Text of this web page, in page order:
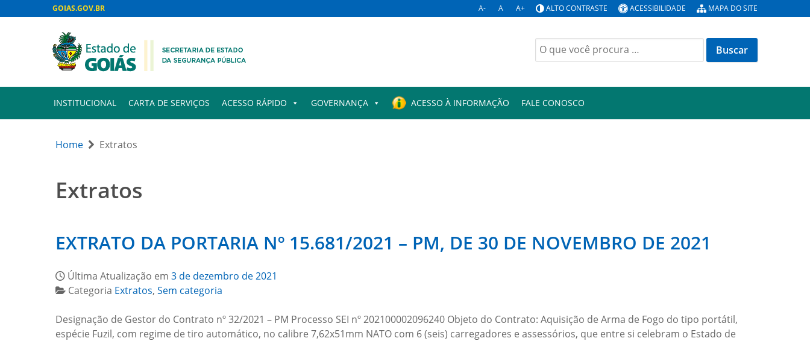
GOIAS.GOV.BR A- A A+ ALTO CONTRASTE ACESSIBILIDADE MAPA DO SITE
Buscar
por:
INSTITUCIONAL CARTA DE SERVIÇOS ACESSO RÁPIDO GOVERNANÇA ACESSO À INFORMAÇÃO FALE CONOSCO
Home Extratos
Extratos
EXTRATO DA PORTARIA Nº 15.681/2021 – PM, DE 30 DE NOVEMBRO DE 2021
Última Atualização em 3 de dezembro de 2021
Categoria Extratos, Sem categoria
Designação de Gestor do Contrato nº 32/2021 – PM Processo SEI nº 202100002096240 Objeto do Contrato: Aquisição de Arma de Fogo do tipo portátil,
espécie Fuzil, com regime de tiro automático, no calibre 7,62x51mm NATO com 6 (seis) carregadores e assessórios, que entre si celebram o Estado de